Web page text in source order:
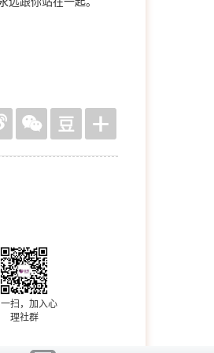
扫，加入心
理社群